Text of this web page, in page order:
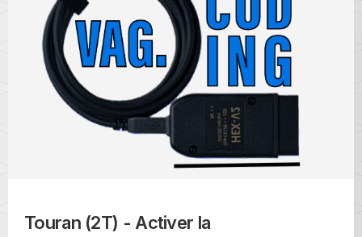
Touran (2T) - Activer la